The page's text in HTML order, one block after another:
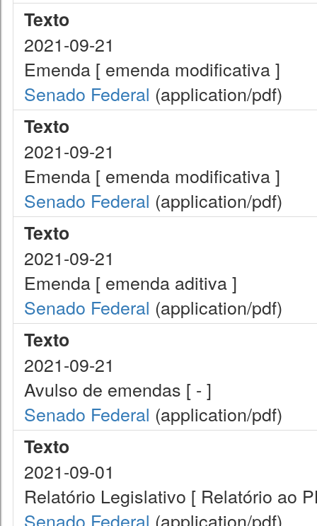
Texto
2021-09-21
Emenda [ emenda modificativa ]
Senado Federal (application/pdf)
Texto
2021-09-21
Emenda [ emenda modificativa ]
Senado Federal (application/pdf)
Texto
2021-09-21
Emenda [ emenda aditiva ]
Senado Federal (application/pdf)
Texto
2021-09-21
Avulso de emendas [ - ]
Senado Federal (application/pdf)
Texto
2021-09-01
Relatório Legislativo [ Relatório ao
Senado Federal (application/pdf)